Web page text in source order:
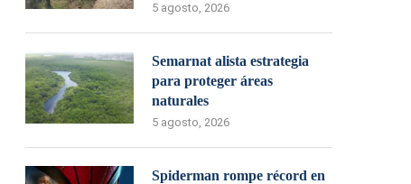
5 agosto, 2026
Semarnat alista estrategia
para proteger áreas
naturales
5 agosto, 2026
Spiderman rompe récord en